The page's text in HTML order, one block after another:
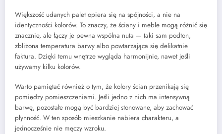
Większość udanych palet opiera się na spójności, a nie na
identyczności kolorów. To znaczy, że ściany i meble mogą różnić się
znacznie, ale łączy je pewna wspólna nuta — taki sam podton,
zbliżona temperatura barwy albo powtarzająca się delikatnie
faktura. Dzięki temu wnętrze wygląda harmonijnie, nawet jeśli
używamy kilku kolorów.
Warto pamiętać również o tym, że kolory ścian przenikają się
pomiędzy pomieszczeniami. Jeśli jedno z nich ma intensywną
barwę, pozostałe mogą być bardziej stonowane, aby zachować
płynność. W ten sposób mieszkanie nabiera charakteru, a
jednocześnie nie męczy wzroku.